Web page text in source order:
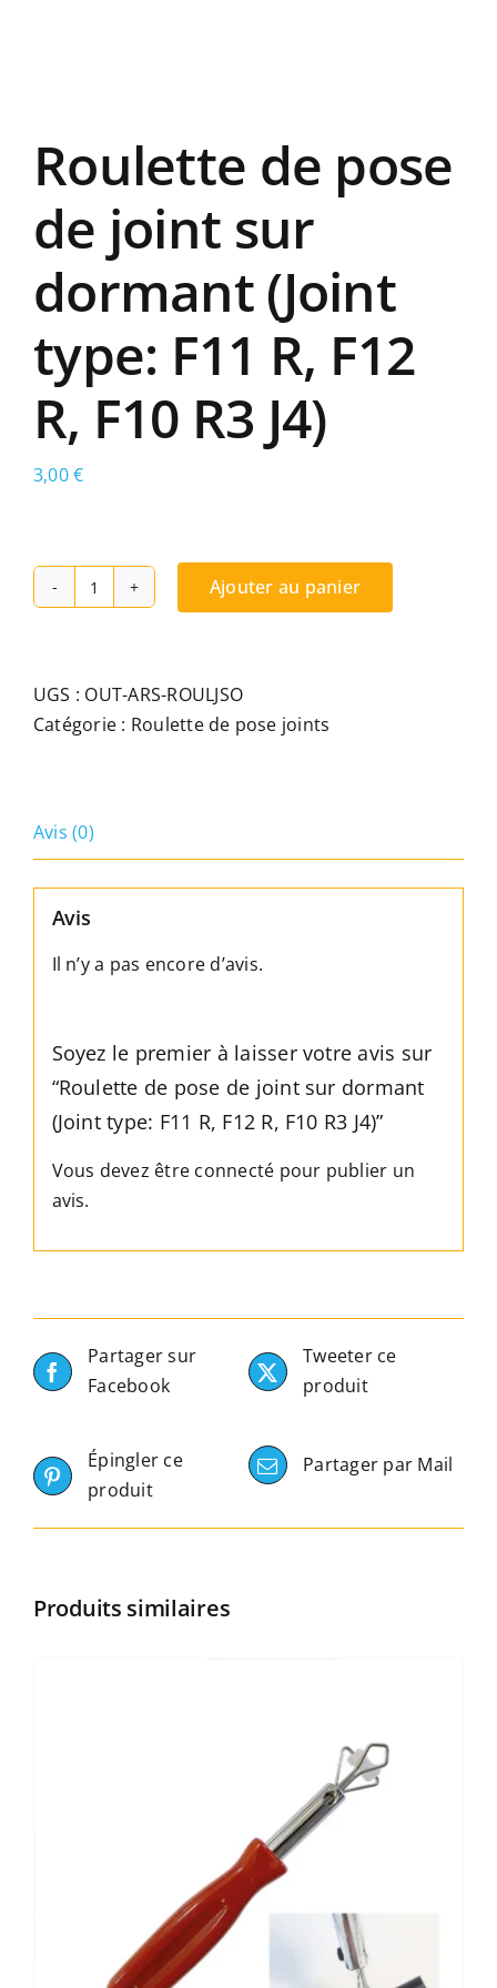
Roulette de pose
de joint sur
dormant (Joint
type: F11 R, F12
R, F10 R3 J4)
3,00€
quantité
de
pose
dormant
R,
F10
R3
Ajouter au panier
UGS : OUT-ARS-ROULJSO
Catégorie : Roulette de pose joints
Avis (0)
Avis
Il n’y a pas encore d’avis.
Soyez le premier à laisser votre avis sur
“Roulette de pose de joint sur dormant
(Joint type: F11 R, F12 R, F10 R3 J4)”
Vous devez être connecté pour publier un
avis.
Partager sur
Facebook
Tweeter ce
produit
Épingler ce
produit
Partager par Mail
Produits similaires